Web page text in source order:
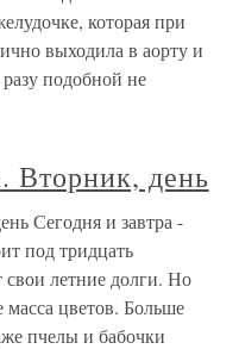
которая при
выходила в аорту и
подобной не
Вторник, день
Сегодня и завтра -
под тридцать
свои летние долги. Но
цветов. Больше
пчелы и бабочки